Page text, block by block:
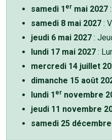
samedi 1 er mai 2027
samedi 8 mai 2027 :
jeudi 6 mai 2027 :
lundi 17 mai 2027 :
mercredi 14 juillet
dimanche 15 août
lundi 1 er novembre
jeudi 11 novembre
samedi 25